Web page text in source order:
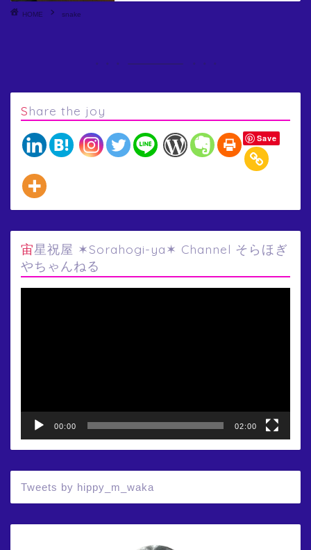
HOME snake
Share the joy
Save
宙星祝屋 ✶Sorahogi-ya✶ Channel そらほぎ
やちゃんねる
00:00 02:00
Tweets by hippy_m_waka